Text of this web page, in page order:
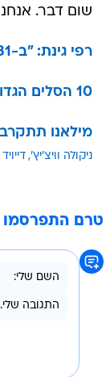
שום דבר.
רפי גינת: "ב-31 שנה במכבי, זה הרגע הכי גדול"
10 הסלים הגדולים בתולדות הכדורסל האירופי
מילאנו
ניקולה וויצ'יץ'
טרם התפרסמו